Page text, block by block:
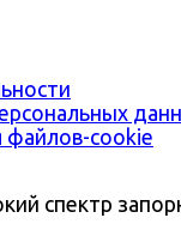
файлов-cookie
спектр